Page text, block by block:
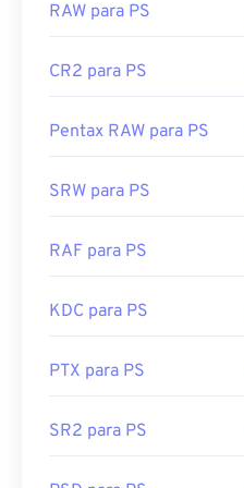
RAW para PS
CR2 para PS
Pentax RAW para PS
SRW para PS
RAF para PS
KDC para PS
PTX para PS
SR2 para PS